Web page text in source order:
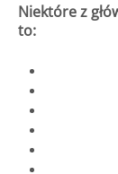
Niektóre z
to: